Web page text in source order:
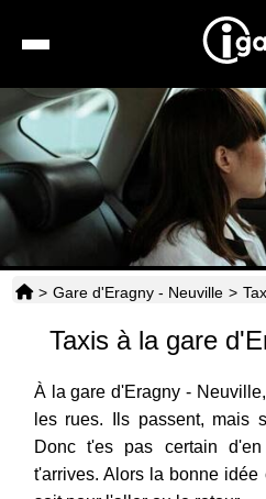
> Gare d'Eragny - Neuville >
Taxis à la gare
À la gare d'Eragny -
les rues. Ils passent, mais
Donc t'es pas certain
t'arrives. Alors la bonne idée